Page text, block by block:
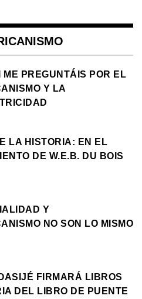
ME PREGUNTÁIS POR EL
Y LA
LA HISTORIA: EN EL
DE W.E.B. DU BOIS
Y
NO SON LO MISMO
FIRMARÁ LIBROS
DEL LIBRO DE PUENTE